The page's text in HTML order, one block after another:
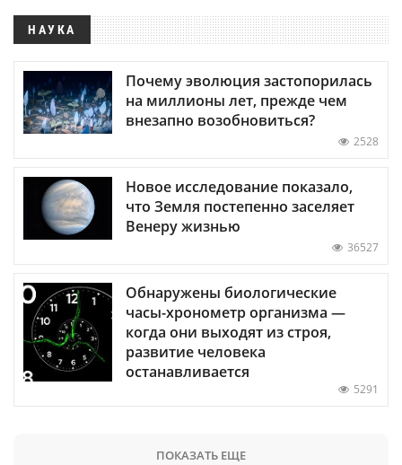
НАУКА
Почему эволюция застопорилась
на миллионы лет, прежде чем
внезапно возобновиться?
2528
Новое исследование показало,
что Земля постепенно заселяет
Венеру жизнью
36527
Обнаружены биологические
часы-хронометр организма —
когда они выходят из строя,
развитие человека
останавливается
5291
ПОКАЗАТЬ ЕЩЕ